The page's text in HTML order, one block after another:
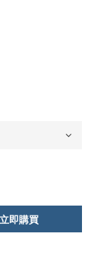
立即購買